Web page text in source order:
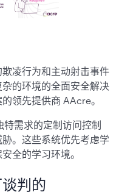
凌行为和主动射击事件
的环境的全面安全解决
领先提供商 AAcre。
需求的定制访问控制
。这些系统优先考虑学
全的学习环境。
判的